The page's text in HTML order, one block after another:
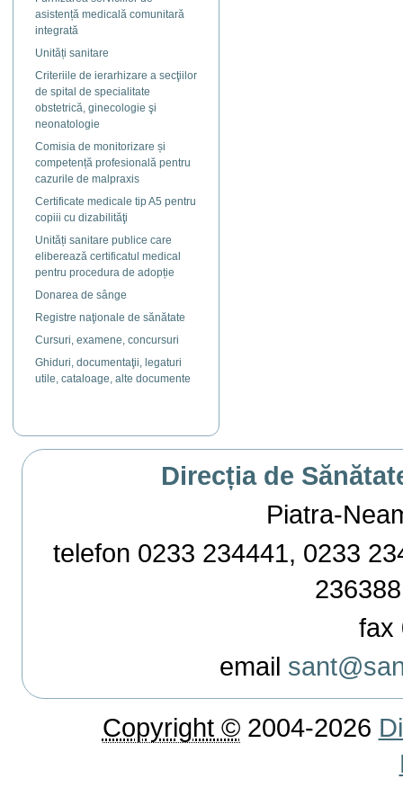
asistență medicală comunitară
integrată
Unități sanitare
Criteriile de ierarhizare a secţiilor
de spital de specialitate
obstetrică, ginecologie şi
neonatologie
Comisia de monitorizare și
competență profesională pentru
cazurile de malpraxis
Certificate medicale tip A5 pentru
copiii cu dizabilităţi
Unități sanitare publice care
eliberează certificatul medical
pentru procedura de adopție
Donarea de sânge
Registre naţionale de sănătate
Cursuri, examene, concursuri
Ghiduri, documentaţii, legaturi
utile, cataloage, alte documente
Direcția de
Piatra-
telefon 0233 234441, 0233
fax
email
Copyright ©2004-2026